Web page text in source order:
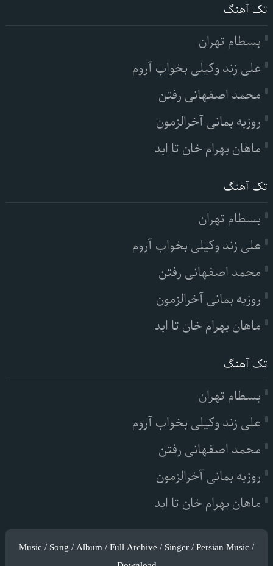
تک آهنگ
بسطام تهران
علی زند وکیلی بخواب آروم
محمد اصفهانی رفتن
روزبه بمانی آخرالزمون
ماهان بهرام خان تا ابد
تک آهنگ
بسطام تهران
علی زند وکیلی بخواب آروم
محمد اصفهانی رفتن
روزبه بمانی آخرالزمون
ماهان بهرام خان تا ابد
تک آهنگ
بسطام تهران
علی زند وکیلی بخواب آروم
محمد اصفهانی رفتن
روزبه بمانی آخرالزمون
ماهان بهرام خان تا ابد
Music / Song / Album / Full Archive / Singer / Persian Music /